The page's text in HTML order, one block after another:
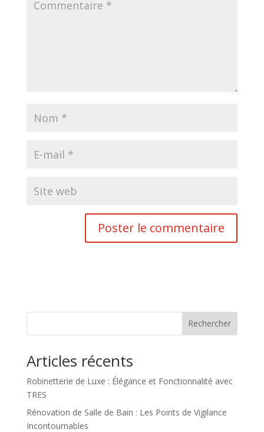
Rechercher
Articles récents
Robinetterie de Luxe : Élégance et Fonctionnalité avec
TRES
Rénovation de Salle de Bain : Les Points de Vigilance
Incontournables